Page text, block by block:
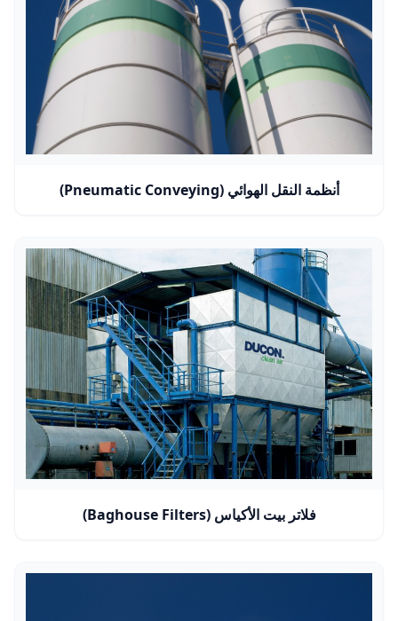
أنظمة النقل الهوائي (Pneumatic Conveying)
فلاتر بيت الأكياس (Baghouse Filters)